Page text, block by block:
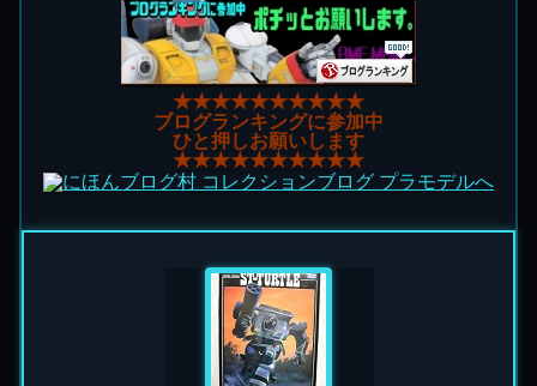
★★★★★★★★★★
ブログランキングに参加中
ひと押しお願いします
★★★★★★★★★★